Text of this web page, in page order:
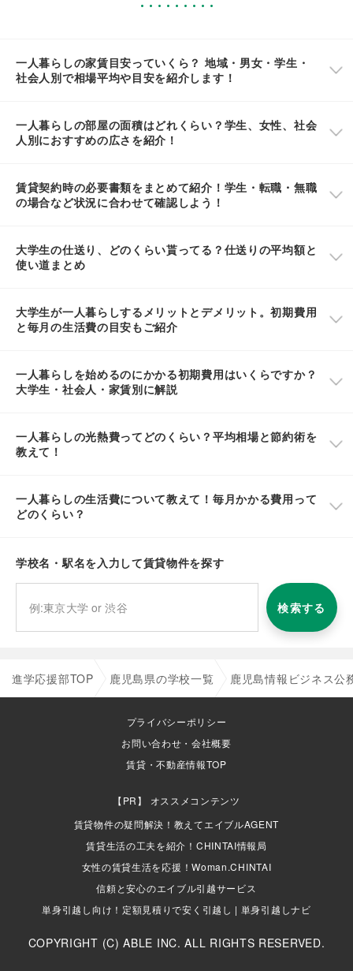
一人暮らしの家賃目安っていくら？ 地域・男女・学生・
社会人別で相場平均や目安を紹介します！
一人暮らしの部屋の面積はどれくらい？学生、女性、社会
人別におすすめの広さを紹介！
賃貸契約時の必要書類をまとめて紹介！学生・転職・無職
の場合など状況に合わせて確認しよう！
大学生の仕送り、どのくらい貰ってる？仕送りの平均額と
使い道まとめ
大学生が一人暮らしするメリットとデメリット。初期費用
と毎月の生活費の目安もご紹介
一人暮らしを始めるのにかかる初期費用はいくらですか？
大学生・社会人・家賃別に解説
一人暮らしの光熱費ってどのくらい？平均相場と節約術を
教えて！
一人暮らしの生活費について教えて！毎月かかる費用って
どのくらい？
学校名・駅名を入力して賃貸物件を探す
検索する
進学応援部TOP 鹿児島県の学校一覧 鹿児島情報ビジネス公
プライバシーポリシー
お問い合わせ・会社概要
賃貸・不動産情報TOP
オススメコンテンツ
賃貸物件の疑問解決！教えてエイブルAGENT
賃貸生活の工夫を紹介！CHINTAI情報局
女性の賃貸生活を応援！Woman.CHINTAI
信頼と安心のエイブル引越サービス
単身引越し向け！定額見積りで安く引越し | 単身引越しナビ
COPYRIGHT (C) ABLE INC. ALL RIGHTS RESERVED.